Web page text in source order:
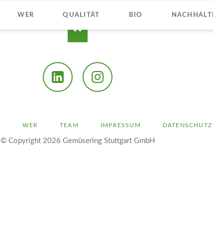
WER QUALITÄT BIO
WER TEAM IMPRESSUM DATENSCHUTZ
© Copyright 2026 Gemüsering Stuttgart GmbH